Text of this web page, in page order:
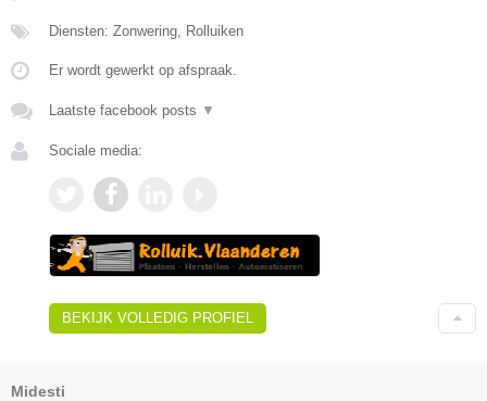
Diensten: Zonwering, Rolluiken
Er wordt gewerkt op afspraak.
Laatste facebook posts ▼
Sociale media:
BEKIJK VOLLEDIG PROFIEL
Midesti